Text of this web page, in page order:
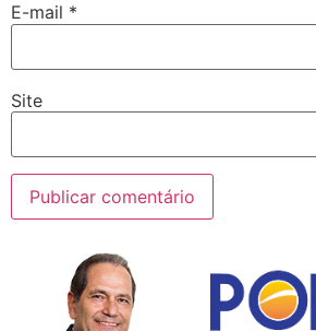
E-mail *
Site